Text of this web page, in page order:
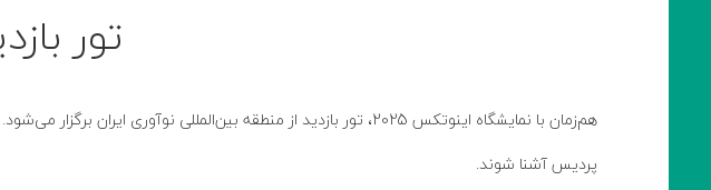
تور
هم‌زمان با نمایشگاه اینوتکس 2025، تور بازدید از منطقه بین‌المللی
پردیس آشنا شوند.